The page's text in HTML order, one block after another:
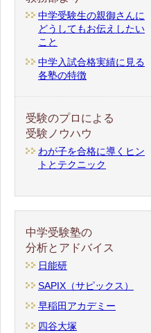
中学受験生の親御さんに
どうしてもお伝えしたい
こと
中学入試合格実績に見る
各塾の特徴
受験のプロによる
受験ノウハウ
わが子を合格に導くヒン
トとテクニック
中学受験塾の
分析とアドバイス
日能研
SAPIX（サピックス）
早稲田アカデミー
四谷大塚